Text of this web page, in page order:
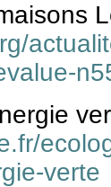
verte